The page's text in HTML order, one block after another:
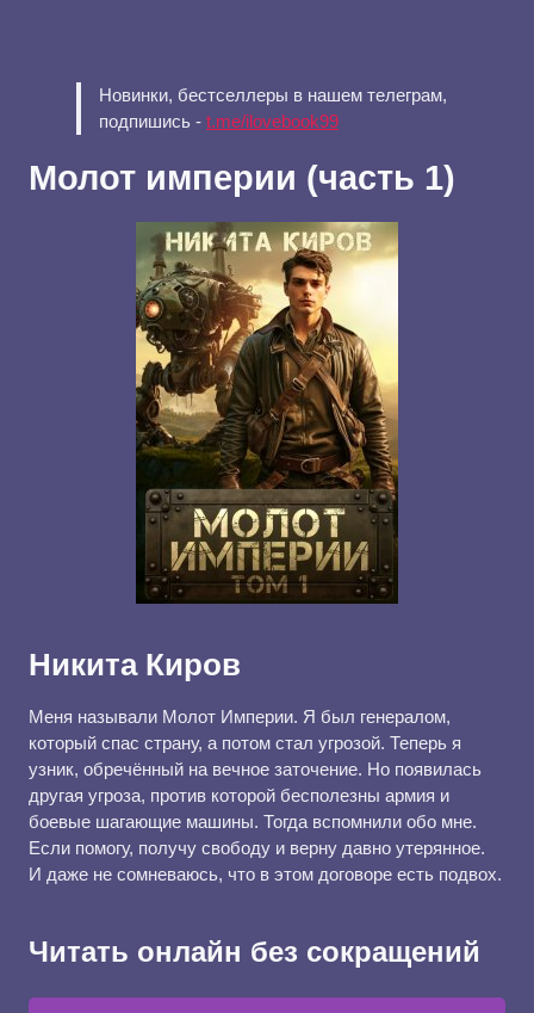
Новинки, бестселлеры в нашем телеграм,
подпишись - t.me/ilovebook99
Молот империи (часть 1)
Никита Киров
Меня называли Молот Империи. Я был генералом,
который спас страну, а потом стал угрозой. Теперь я
узник, обречённый на вечное заточение. Но появилась
другая угроза, против которой бесполезны армия и
боевые шагающие машины. Тогда вспомнили обо мне.
Если помогу, получу свободу и верну давно утерянное.
И даже не сомневаюсь, что в этом договоре есть подвох.
Читать онлайн без сокращений